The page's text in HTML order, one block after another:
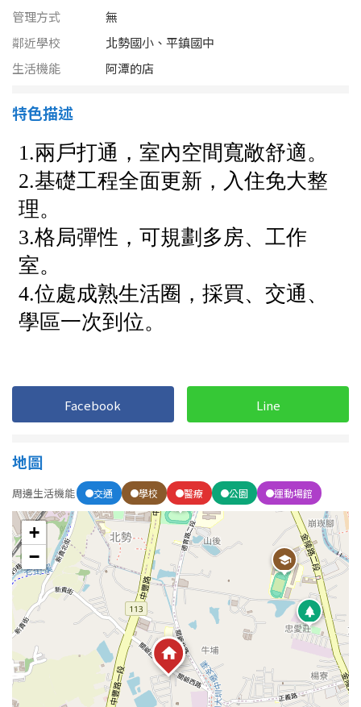
雲林縣
嘉義市
高雄市
屏東縣
台東縣
花蓮縣
不拘
20~30 坪
80坪以上
樓層
不拘
~
格局
1房
3房
5房以上
管理方式
無
鄰近學校
北勢國小、平鎮國中
生活機能
阿潭的店
特色描述
Facebook Line
地圖
周邊生活機能 交通 學校 醫療 公園 運動場館
+
−